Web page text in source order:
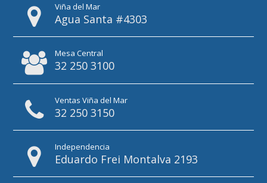
Viña del Mar
Agua Santa #4303
Mesa Central
32 250 3100
Ventas Viña del Mar
32 250 3150
Independencia
Eduardo Frei Montalva 2193